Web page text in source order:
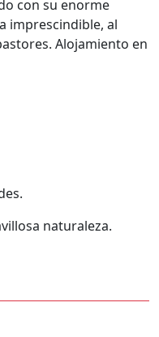
con su enorme
imprescindible, al
Alojamiento en
naturaleza.